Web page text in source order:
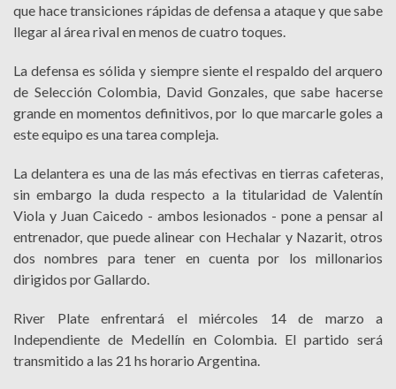
que hace transiciones rápidas de defensa a ataque y que sabe
llegar al área rival en menos de cuatro toques.
La defensa es sólida y siempre siente el respaldo del arquero
de Selección Colombia, David Gonzales, que sabe hacerse
grande en momentos definitivos, por lo que marcarle goles a
este equipo es una tarea compleja.
La delantera es una de las más efectivas en tierras cafeteras,
sin embargo la duda respecto a la titularidad de Valentín
Viola y Juan Caicedo - ambos lesionados - pone a pensar al
entrenador, que puede alinear con Hechalar y Nazarit, otros
dos nombres para tener en cuenta por los millonarios
dirigidos por Gallardo.
River Plate enfrentará el miércoles 14 de marzo a
Independiente de Medellín en Colombia. El partido será
transmitido a las 21 hs horario Argentina.